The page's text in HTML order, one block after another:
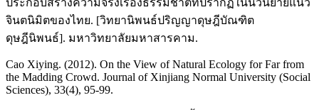
ประกอบสร้างความจริงเรื่องธรรมชาติที่ปรากฏในนวนิยายแนว
จินตนิมิตของไทย. [วิทยานิพนธ์ปริญญาดุษฎีบัณฑิต
ดุษฎีนิพนธ์]. มหาวิทยาลัยมหาสารคาม.
Cao Xiying. (2012). On the View of Natural Ecology for Far from
the Madding Crowd. Journal of Xinjiang Normal University (Social
Sciences), 33(4), 95-99.